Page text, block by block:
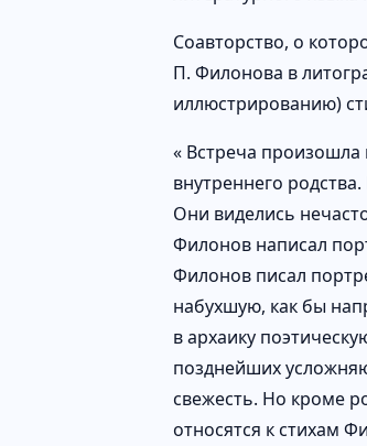
Соавторство, о
П. Филонова в
иллюстрированию)
« Встреча произошла
внутреннего
Они виделись
Филонов написал
Филонов писал
набухшую, как бы
в архаику
позднейших
свежесть. Но кроме
относятся к стихам